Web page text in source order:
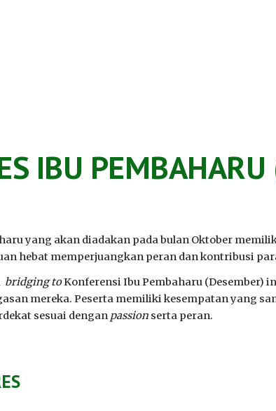
IBU
yang akan diadakan pada bulan Oktober
hebat memperjuangkan peran dan kontribusi
bridging toKonferensi Ibu Pembaharu (Desember)
mereka. Peserta memiliki kesempatan yang
sesuai dengan passion serta peran.